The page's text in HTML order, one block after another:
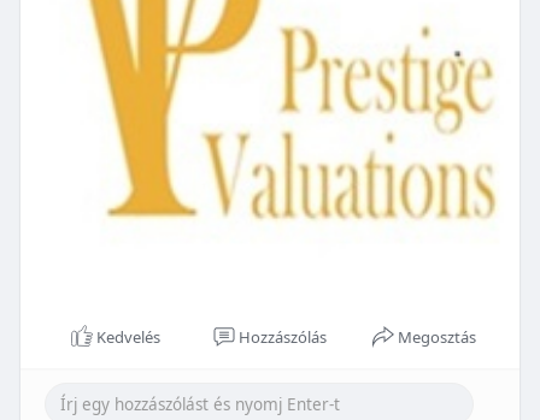
Kedvelés Hozzászólás Megosztás